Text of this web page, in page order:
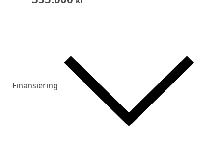
Finansiering